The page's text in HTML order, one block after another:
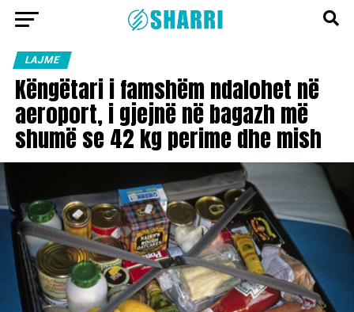
LAJME
Këngëtari i famshëm ndalohet në
aeroport, i gjejnë në bagazh më
shumë se 42 kg perime dhe mish